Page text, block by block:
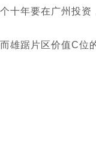
个十年要在广州投资
而雄踞片区价值C位